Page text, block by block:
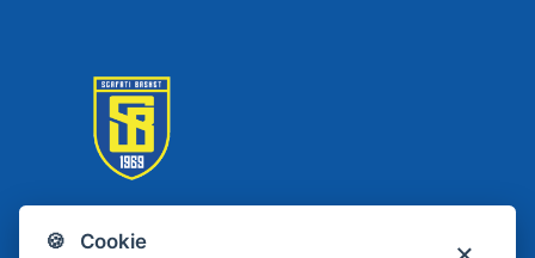
🍪 Cookie
Scafati Basket